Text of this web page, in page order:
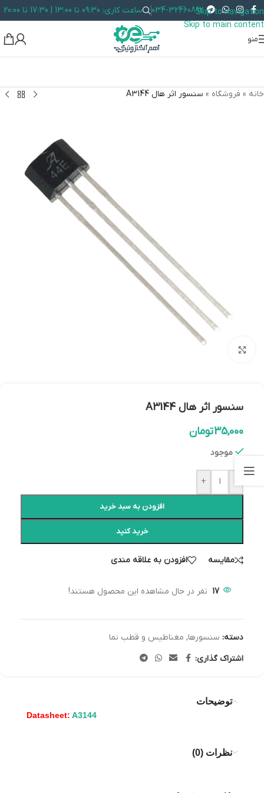
Skip to navigation
Skip to main content
034-32460892 ساعت کاری: 09:30 تا 13:00 | 17:30 تا 20:00
منو
خانه » فروشگاه » سنسور اثر هال A3144
سنسور اثر هال A3144
35,000تومان
موجود
+
افزودن به سبد خرید
خرید کنید
مقایسه افزودن به علاقه مندی
17 نفر در حال مشاهده این محصول هستند!
دسته: سنسورها, مغناطیس و قطب نما
اشتراک گذاری:
توضیحات
Datasheet: A3144
نظرات (0)